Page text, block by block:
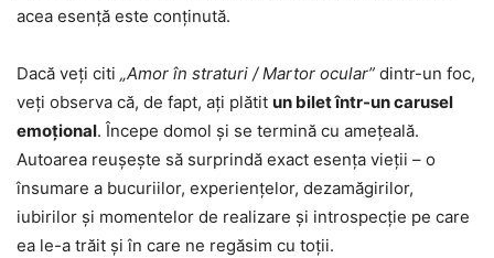
acea esență este conținută.
Dacă veți citi „Amor în straturi / Martor ocular” dintr-un foc,
veți observa că, de fapt, ați plătit un bilet într-un carusel
emoțional. Începe domol și se termină cu amețeală.
Autoarea reușește să surprindă exact esența vieții – o
însumare a bucuriilor, experiențelor, dezamăgirilor,
iubirilor și momentelor de realizare și introspecție pe care
ea le-a trăit și în care ne regăsim cu toții.